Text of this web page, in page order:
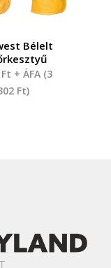
Bélelt
Ft + ÁFA (3
Ft)